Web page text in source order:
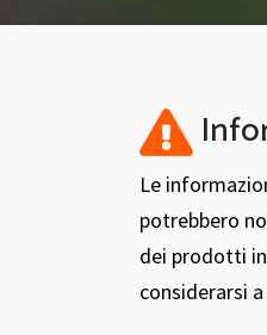
Le
potrebbero
dei prodotti
considerarsi